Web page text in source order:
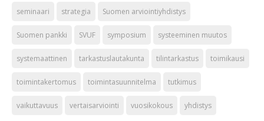
seminaari strategia Suomen arviointiyhdistys
Suomen pankki SVUF symposium systeeminen muutos
systemaattinen tarkastuslautakunta tilintarkastus toimikausi
toimintakertomus toimintasuunnitelma tutkimus
vaikuttavuus vertaisarviointi vuosikokous yhdistys